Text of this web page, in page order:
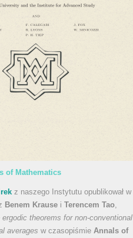
of Mathematics
z naszego Instytutu opublikował w
Benem Krause i Terencem Tao
theorems for non-conventional
averages w czasopiśmie Annals of